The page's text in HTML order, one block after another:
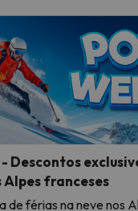
- Descontos
Alpes franceses
de férias na neve nos